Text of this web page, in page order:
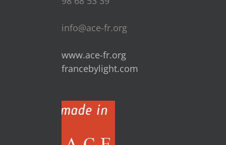
info@ace-fr.org
www.ace-fr.org
francebylight.com